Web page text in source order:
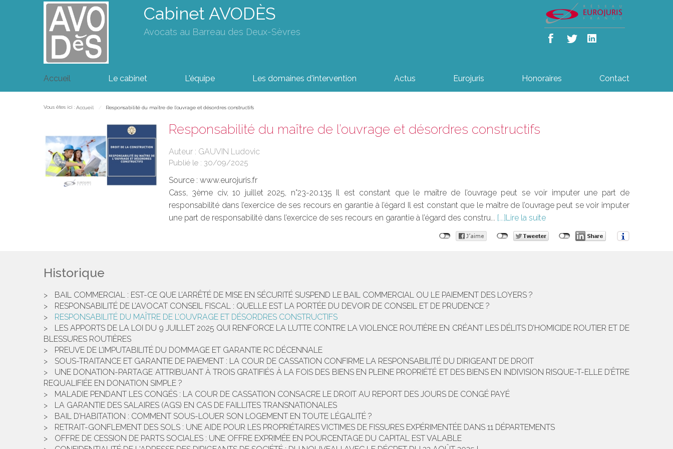
Cabinet AVODÈS
Avocats au Barreau des Deux-Sèvres
Accueil Le cabinet L'équipe Les domaines d'intervention Actus Eurojuris Honoraires Contact
Vous êtes ici : Accueil Responsabilité du maître de l’ouvrage et désordres constructifs
Responsabilité du maître de l’ouvrage et désordres constructifs
Auteur : GAUVIN Ludovic
Publié le : 30/09/2025
Source : www.eurojuris.fr
Cass, 3ème civ, 10 juillet 2025, n°23-20.135 Il est constant que le maître de l’ouvrage peut se voir imputer une part de
responsabilité dans l’exercice de ses recours en garantie à l’égard Il est constant que le maître de l’ouvrage peut se voir imputer
une part de responsabilité dans l’exercice de ses recours en garantie à l’égard des constru...
Lire la suite
Historique
BAIL COMMERCIAL : EST-CE QUE L’ARRÊTÉ DE MISE EN SÉCURITÉ SUSPEND LE BAIL COMMERCIAL OU LE PAIEMENT DES LOYERS ?
RESPONSABILITÉ DE L’AVOCAT CONSEIL FISCAL : QUELLE EST LA PORTÉE DU DEVOIR DE CONSEIL ET DE PRUDENCE ?
RESPONSABILITÉ DU MAÎTRE DE L’OUVRAGE ET DÉSORDRES CONSTRUCTIFS
LES APPORTS DE LA LOI DU 9 JUILLET 2025 QUI RENFORCE LA LUTTE CONTRE LA VIOLENCE ROUTIÈRE EN CRÉANT LES DÉLITS D’HOMICIDE ROUTIER ET DE
BLESSURES ROUTIÈRES
PREUVE DE L’IMPUTABILITÉ DU DOMMAGE ET GARANTIE RC DÉCENNALE
SOUS-TRAITANCE ET GARANTIE DE PAIEMENT : LA COUR DE CASSATION CONFIRME LA RESPONSABILITÉ DU DIRIGEANT DE DROIT
UNE DONATION-PARTAGE ATTRIBUANT À TROIS GRATIFIÉS À LA FOIS DES BIENS EN PLEINE PROPRIÉTÉ ET DES BIENS EN INDIVISION RISQUE-T-ELLE D’ÊTRE
REQUALIFIÉE EN DONATION SIMPLE ?
MALADIE PENDANT LES CONGÉS : LA COUR DE CASSATION CONSACRE LE DROIT AU REPORT DES JOURS DE CONGÉ PAYÉ
LA GARANTIE DES SALAIRES (AGS) EN CAS DE FAILLITES TRANSNATIONALES
BAIL D’HABITATION : COMMENT SOUS-LOUER SON LOGEMENT EN TOUTE LÉGALITÉ ?
RETRAIT-GONFLEMENT DES SOLS : UNE AIDE POUR LES PROPRIÉTAIRES VICTIMES DE FISSURES EXPÉRIMENTÉE DANS 11 DÉPARTEMENTS
OFFRE DE CESSION DE PARTS SOCIALES : UNE OFFRE EXPRIMÉE EN POURCENTAGE DU CAPITAL EST VALABLE